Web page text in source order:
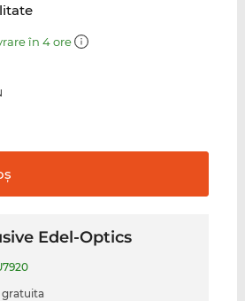
în 4 ore
Edel-Optics
gratuita